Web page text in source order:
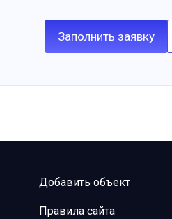
Заполнить заявку
Добавить объект
Правила сайта